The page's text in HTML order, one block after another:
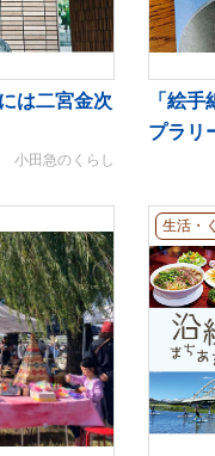
は二宮金次
小田急のくらし
「絵
プラリ
生活・